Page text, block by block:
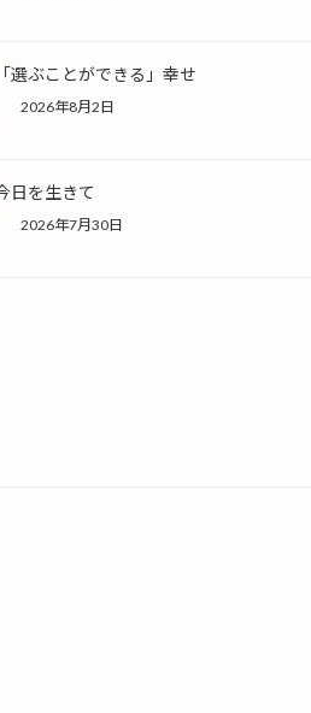
「選ぶことができる」幸せ
2026年8月2日
日を生きて
2026年7月30日